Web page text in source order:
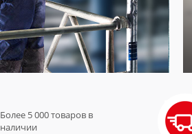
Более 5 000 товаров в
наличии